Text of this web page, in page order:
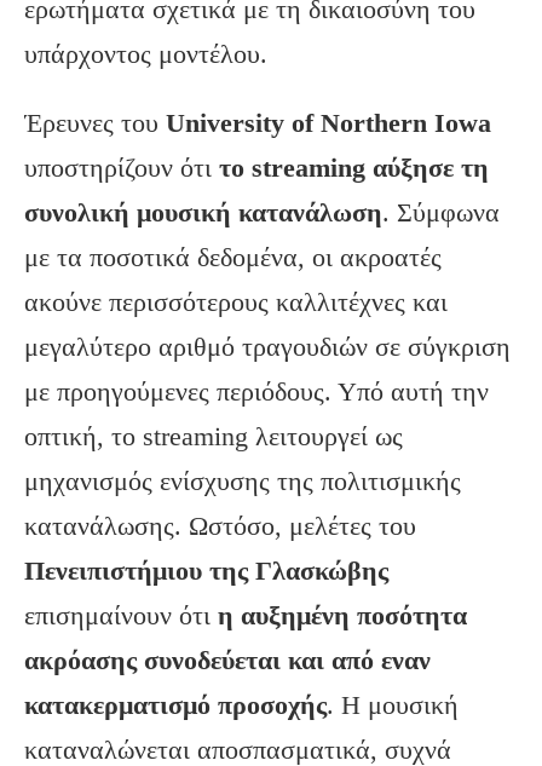
ερωτήματα σχετικά με τη δικαιοσύνη του
υπάρχοντος μοντέλου.
Έρευνες του University of Northern Iowa
υποστηρίζουν ότι το streaming αύξησε τη
συνολική μουσική κατανάλωση. Σύμφωνα
με τα ποσοτικά δεδομένα, οι ακροατές
ακούνε περισσότερους καλλιτέχνες και
μεγαλύτερο αριθμό τραγουδιών σε σύγκριση
με προηγούμενες περιόδους. Υπό αυτή την
οπτική, το streaming λειτουργεί ως
μηχανισμός ενίσχυσης της πολιτισμικής
κατανάλωσης. Ωστόσο, μελέτες του
Πενειπιστήμιου της Γλασκώβης
επισημαίνουν ότι η αυξημένη ποσότητα
ακρόασης συνοδεύεται και από εναν
κατακερματισμό προσοχής. Η μουσική
καταναλώνεται αποσπασματικά, συχνά